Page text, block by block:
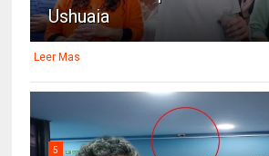
Ushuaia
Leer Mas
5